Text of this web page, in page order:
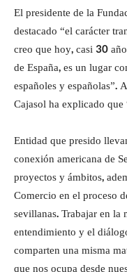
El presidente de la
destacado “el carácter
creo que hoy, casi 30
de España, es un lugar
españoles y españolas”.
Cajasol ha explicado que
Entidad que presido
conexión americana de
proyectos y ámbitos,
Comercio en el proceso
sevillanas. Trabajar en
entendimiento y el
comparten una misma